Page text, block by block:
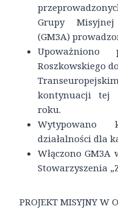
Grupy
(GM3A)
Upoważniono
Roszkowskiego
kontynuacji tej
roku.
Wytypowano
działalności dla
Włączono
Stowarzyszenia
PROJEKT MISYJNY W